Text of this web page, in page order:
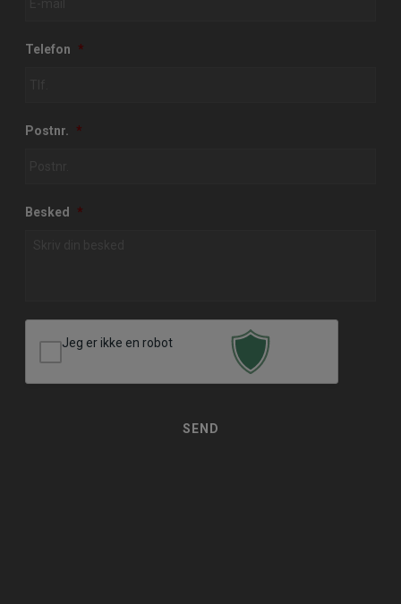
Telefon *
Postnr. *
Besked *
Jeg er ikke en robot